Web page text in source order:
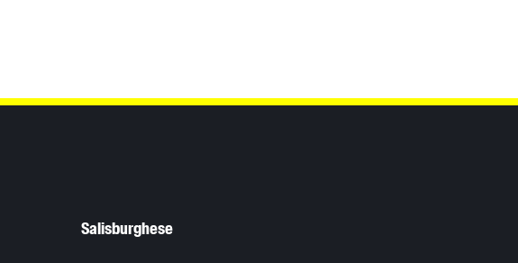
Salisburghese